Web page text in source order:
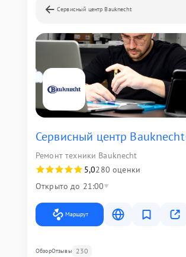
Сервисный центр Bauknecht
Сервисный центр Bauknecht
Ремонт техники Bauknecht
5,0280 оценки
Открыто до 21:00
Маршрут
ОбзорОтзывы 230